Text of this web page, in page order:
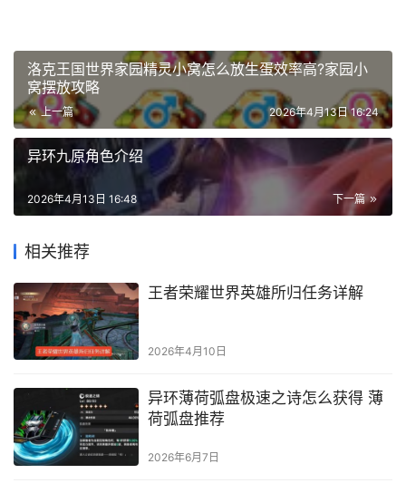
洛克王国世界家园精灵小窝怎么放生蛋效率高?家园小
窝摆放攻略
上一篇 2026年4月13日 16:24
异环九原角色介绍
下一篇
2026年4月13日 16:48
相关推荐
王者荣耀世界英雄所归任务详解
2026年4月10日
异环薄荷弧盘极速之诗怎么获得 薄
荷弧盘推荐
2026年6月7日